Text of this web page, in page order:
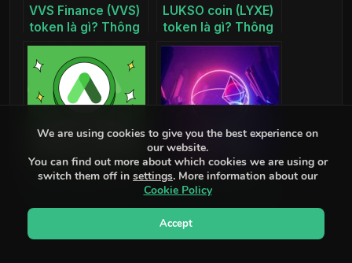
VVS Finance (VVS)
token là gì? Thông
tin dự án VVS coin
LUKSO coin (LYXE)
token là gì? Thông
tin dự án LYXE coin
Anchor (ANC)
tin dự án ANC coin
Optimism (OP)
token là gì? Thông
tin dự án Optimism
(OP)
We are using cookies to give you the best experience on
our website.
You can find out more about which cookies we are using or
switch them off in settings. More information about our
Cookie Policy
Accept